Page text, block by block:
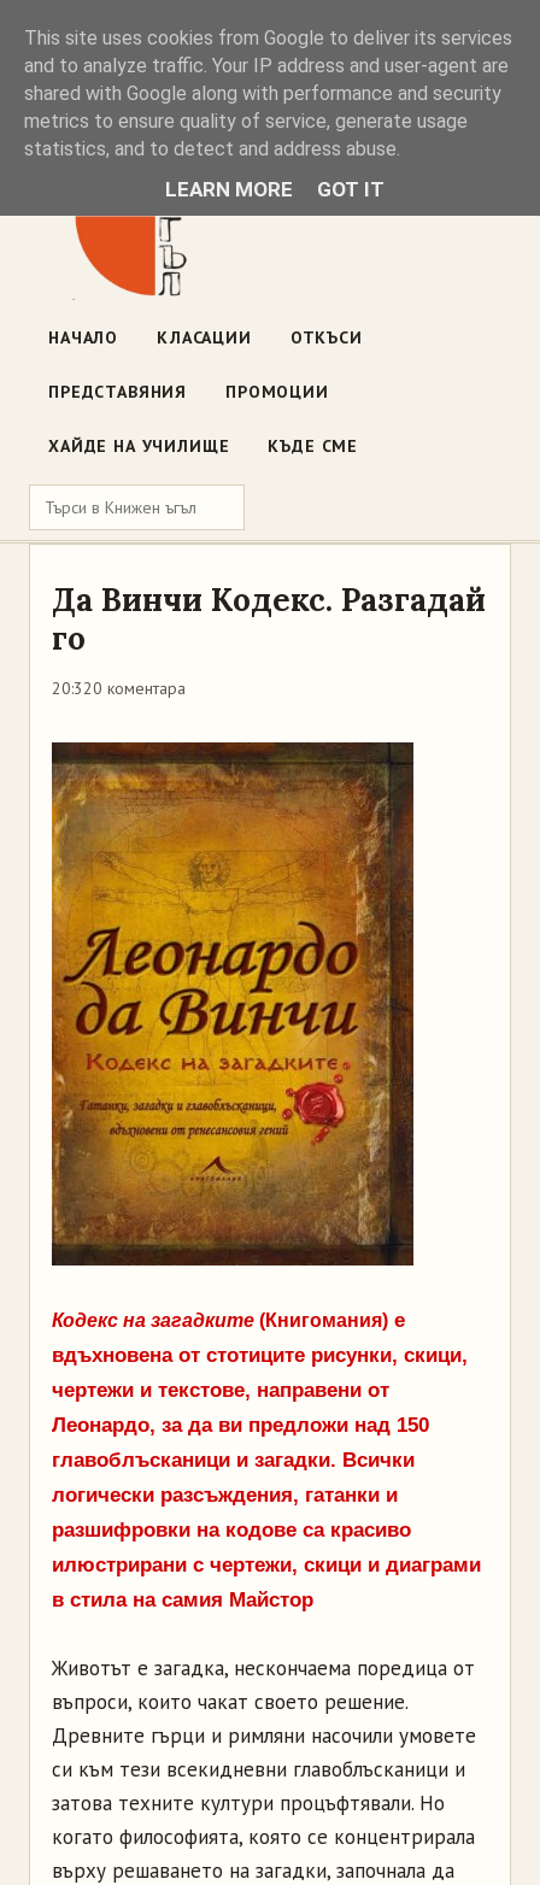
Книжен ъгъл
Блог на книжарницата — класации, откъси, нови книги
ул. „Оборище" 117, София· пон–пет 10:00–19:00 ·
НАЧАЛО КЛАСАЦИИ ОТКЪСИ
ПРЕДСТАВЯНИЯ ПРОМОЦИИ
ХАЙДЕ НА УЧИЛИЩЕ КЪДЕ СМЕ
Да Винчи Кодекс. Разгадай
го
20:320 коментара
Кодекс на загадките (Книгомания) е
вдъхновена от стотиците рисунки, скици,
чертежи и текстове, направени от
Леонардо, за да ви предложи над 150
главоблъсканици и загадки. Всички
логически разсъждения, гатанки и
разшифровки на кодове са красиво
илюстрирани с чертежи, скици и диаграми
в стила на самия Майстор
Животът е загадка, нескончаема поредица от
въпроси, които чакат своето решение.
Древните гърци и римляни насочили умовете
си към тези всекидневни главоблъсканици и
затова техните култури процъфтявали. Но
когато философията, която се концентрирала
върху решаването на загадки, започнала да
This site uses cookies from Google to deliver its services
and to analyze traffic. Your IP address and user-agent are
shared with Google along with performance and security
metrics to ensure quality of service, generate usage
statistics, and to detect and address abuse.
LEARN MORE GOT IT